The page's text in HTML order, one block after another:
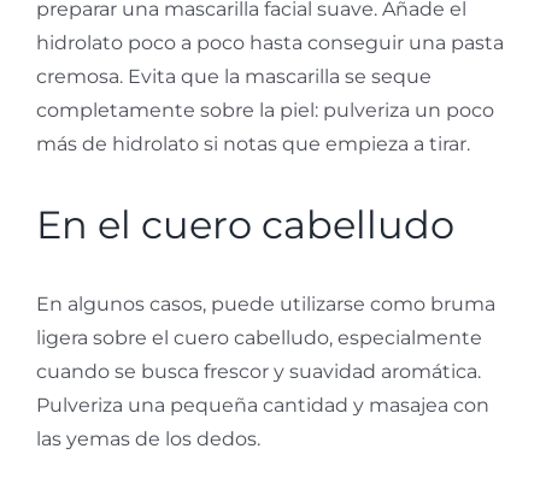
preparar una mascarilla facial suave. Añade el
hidrolato poco a poco hasta conseguir una pasta
cremosa. Evita que la mascarilla se seque
completamente sobre la piel: pulveriza un poco
más de hidrolato si notas que empieza a tirar.
En el cuero cabelludo
En algunos casos, puede utilizarse como bruma
ligera sobre el cuero cabelludo, especialmente
cuando se busca frescor y suavidad aromática.
Pulveriza una pequeña cantidad y masajea con
las yemas de los dedos.